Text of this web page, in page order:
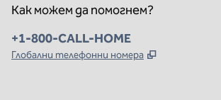
Как можем да помогнем?
Телефон:
+1-800-CALL-HOME
Глобални телефонни номера ,